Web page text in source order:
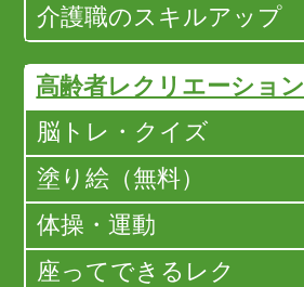
介護職のスキルアップ
高齢者レクリエーション
脳トレ・クイズ
塗り絵（無料）
体操・運動
座ってできるレク